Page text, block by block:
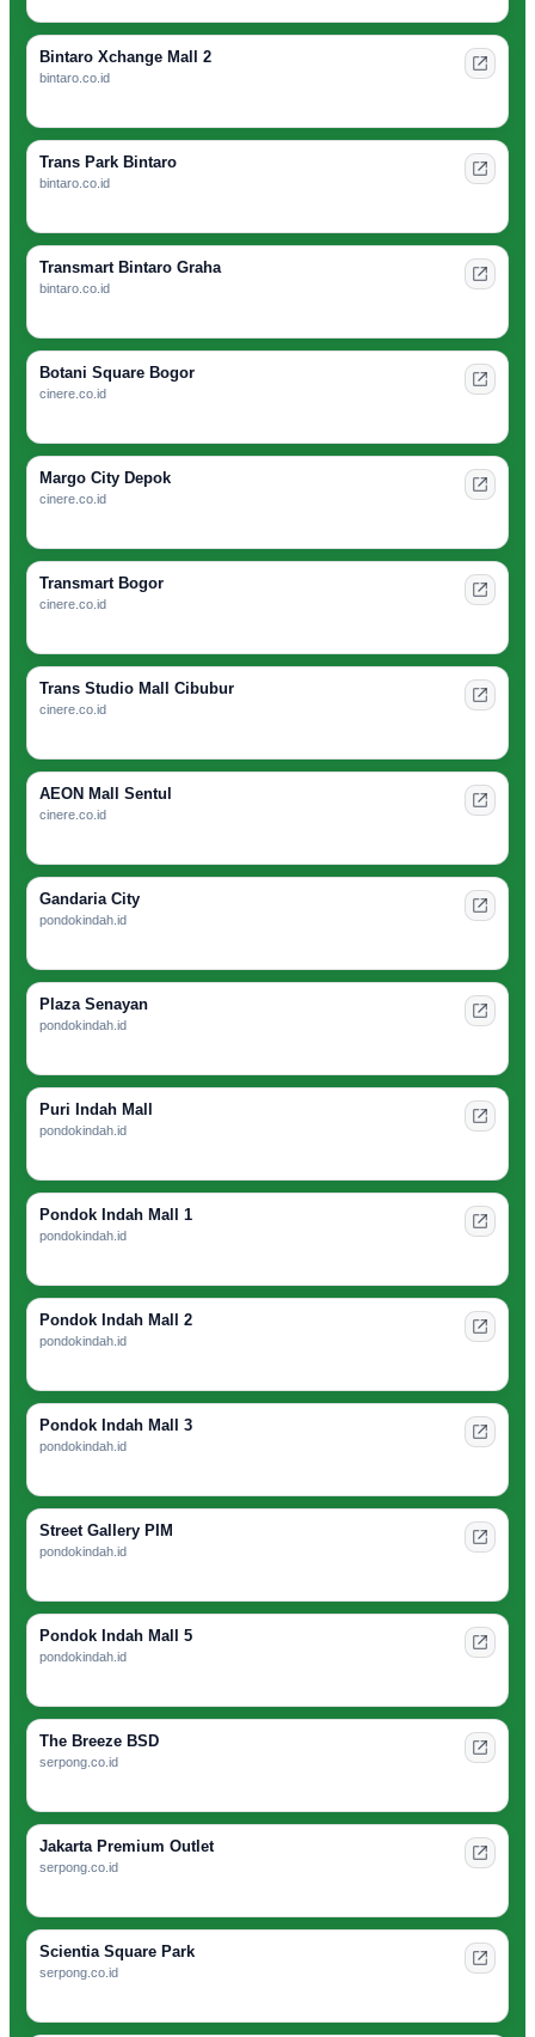
Bintaro Xchange Mall 2
bintaro.co.id
Trans Park Bintaro
bintaro.co.id
Transmart Bintaro Graha
bintaro.co.id
Botani Square Bogor
cinere.co.id
Margo City Depok
cinere.co.id
Transmart Bogor
cinere.co.id
Trans Studio Mall Cibubur
cinere.co.id
AEON Mall Sentul
cinere.co.id
Gandaria City
pondokindah.id
Plaza Senayan
pondokindah.id
Puri Indah Mall
pondokindah.id
Pondok Indah Mall 1
pondokindah.id
Pondok Indah Mall 2
pondokindah.id
Pondok Indah Mall 3
pondokindah.id
Street Gallery PIM
pondokindah.id
Pondok Indah Mall 5
pondokindah.id
The Breeze BSD
serpong.co.id
Jakarta Premium Outlet
serpong.co.id
Scientia Square Park
serpong.co.id